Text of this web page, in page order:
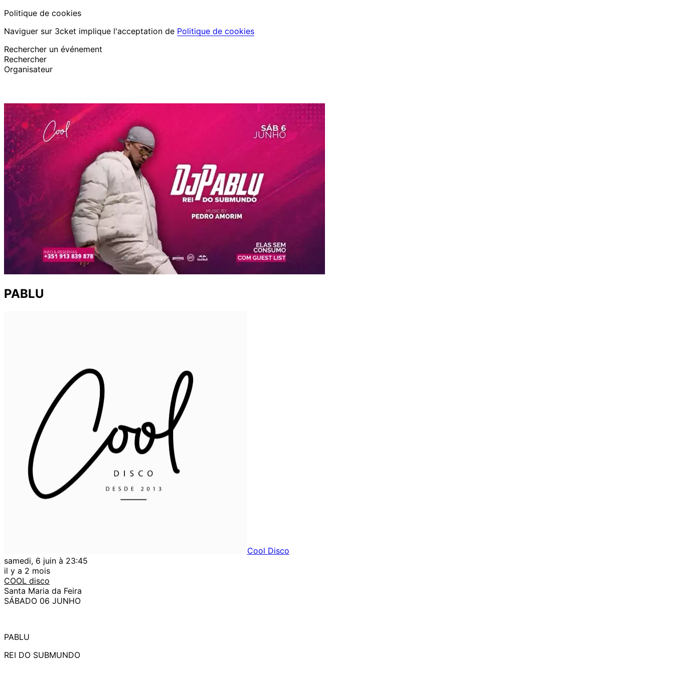
Politique de cookies
Naviguer sur 3cket implique l'acceptation de Politique de cookies
Rechercher un événement
Rechercher
Organisateur
Français
Assistance au participant J’ai perdu mon billet
Login
Promouvoir événement
PABLU
Cool Disco
samedi, 6 juin à 23:45
il y a 2 mois
COOL disco
Santa Maria da Feira
SÁBADO 06 JUNHO
PABLU
REI DO SUBMUNDO